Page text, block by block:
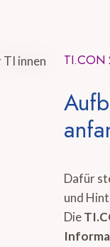
TI.CON
Dafür
und
Die